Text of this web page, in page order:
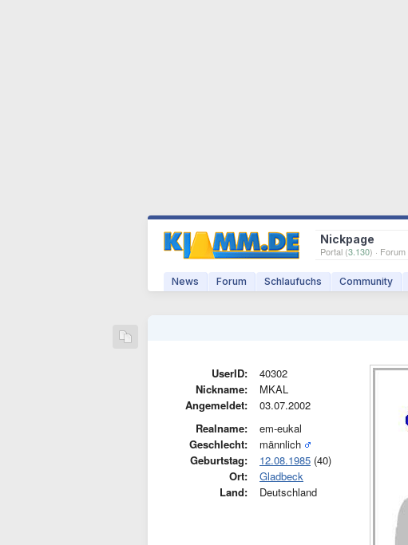
Nickpage
Portal (3.130) · Forum
News Forum Schlaufuchs Community
UserID:
40302
Nickname:
MKAL
Angemeldet:
03.07.2002
Realname:
em-eukal
Geschlecht:
männlich
Geburtstag:
12.08.1985 (40)
Ort:
Gladbeck
Land:
Deutschland